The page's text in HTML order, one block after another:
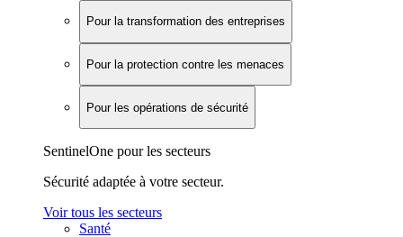
Pour la transformation des entreprises
Pour la protection contre les menaces
Pour les opérations de sécurité
SentinelOne pour les secteurs
Sécurité adaptée à votre secteur.
Voir tous les secteurs
Santé